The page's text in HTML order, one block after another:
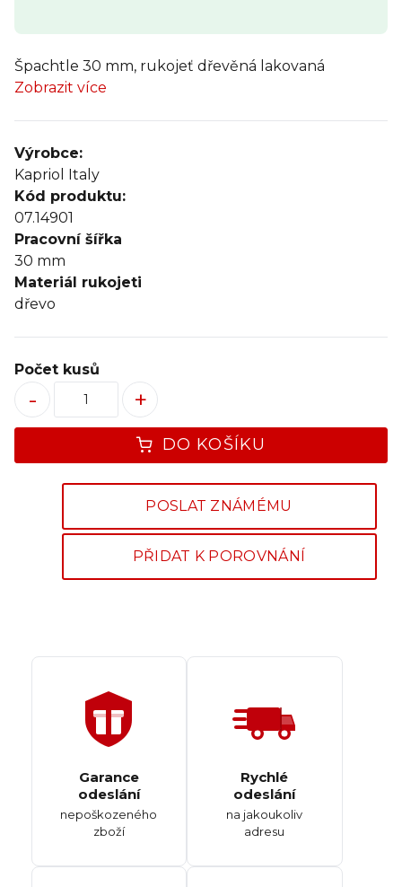
Špachtle 30 mm, rukojeť dřevěná lakovaná
Zobrazit více
Výrobce:
Kapriol Italy
Kód produktu:
07.14901
Pracovní šířka
30 mm
Materiál rukojeti
dřevo
DO KOŠÍKU
Počet kusů
+
-
POSLAT ZNÁMÉMU
PŘIDAT K POROVNÁNÍ
Garance
odeslání
nepoškozeného
zboží
Rychlé
odeslání
na jakoukoliv
adresu